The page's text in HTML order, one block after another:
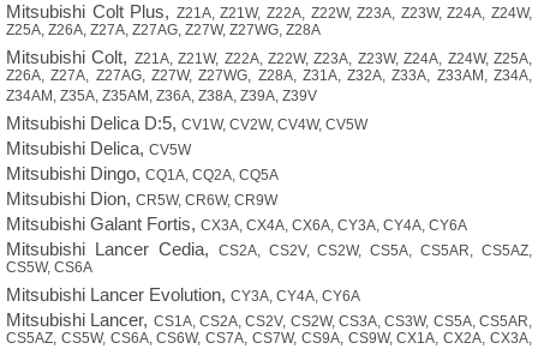
Mitsubishi Colt Plus, Z21A, Z21W, Z22A, Z22W, Z23A, Z23W, Z24A, Z24W,
Z25A, Z26A, Z27A, Z27AG, Z27W, Z27WG, Z28A
Mitsubishi Colt, Z21A, Z21W, Z22A, Z22W, Z23A, Z23W, Z24A, Z24W, Z25A,
Z26A, Z27A, Z27AG, Z27W, Z27WG, Z28A, Z31A, Z32A, Z33A, Z33AM, Z34A,
Z34AM, Z35A, Z35AM, Z36A, Z38A, Z39A, Z39V
Mitsubishi Delica D:5, CV1W, CV2W, CV4W, CV5W
Mitsubishi Delica, CV5W
Mitsubishi Dingo, CQ1A, CQ2A, CQ5A
Mitsubishi Dion, CR5W, CR6W, CR9W
Mitsubishi Galant Fortis, CX3A, CX4A, CX6A, CY3A, CY4A, CY6A
Mitsubishi Lancer Cedia, CS2A, CS2V, CS2W, CS5A, CS5AR, CS5AZ,
CS5W, CS6A
Mitsubishi Lancer Evolution, CY3A, CY4A, CY6A
Mitsubishi Lancer, CS1A, CS2A, CS2V, CS2W, CS3A, CS3W, CS5A, CS5AR,
CS5AZ, CS5W, CS6A, CS6W, CS7A, CS7W, CS9A, CS9W, CX1A, CX2A, CX3A,